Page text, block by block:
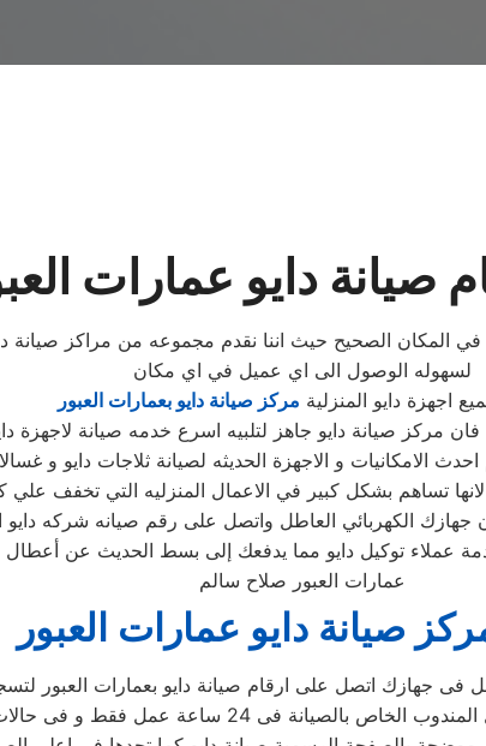
صيانة دايو عمارات
في المكان الصحيح حيث اننا نقدم مجموعه من مراكز صيانة
لسهوله الوصول الى اي عميل في اي مكان
اجهزة دايو المنزلية مركز صيانة دايو بعمارات العبور
فان مركز صيانة دايو جاهز لتلبيه اسرع خدمه صيانة لاجهزة
و الاجهزة الحديثه لصيانة ثلاجات دايو و
تساهم بشكل كبير في الاعمال المنزليه التي تخفف علي
الكهربائي العاطل واتصل على رقم صيانه شركه دايو
عمارات العبور صلاح سالم
صيانة دايو عمارات العبور
جهازك اتصل على ارقام صيانة دايو بعمارات العبور
24 ساعة عمل فقط و فى حالات نادرة يصل المندوب